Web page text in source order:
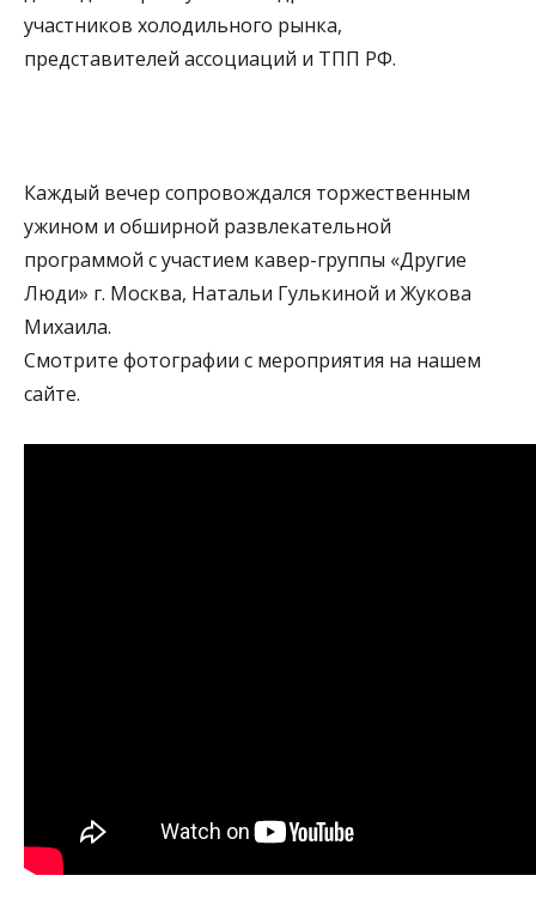
участников холодильного рынка,
представителей ассоциаций и ТПП РФ.
Каждый вечер сопровождался торжественным
ужином и обширной развлекательной
программой с участием кавер-группы «Другие
Люди» г. Москва, Натальи Гулькиной и Жукова
Михаила.
Смотрите фотографии с мероприятия на нашем
сайте.